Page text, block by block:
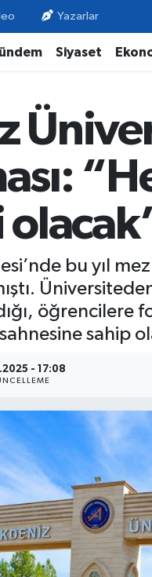
Yazarlar
Siyaset
bu yıl
sahip
- 17:08